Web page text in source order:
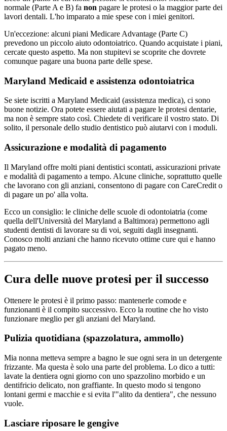
normale (Parte A e B) fa non pagare le protesi o la maggior parte dei
lavori dentali. L'ho imparato a mie spese con i miei genitori.
Un'eccezione: alcuni piani Medicare Advantage (Parte C)
prevedono un piccolo aiuto odontoiatrico. Quando acquistate i piani,
cercate questo aspetto. Ma non stupitevi se scoprite che dovrete
comunque pagare una buona parte delle spese.
Maryland Medicaid e assistenza odontoiatrica
Se siete iscritti a Maryland Medicaid (assistenza medica), ci sono
buone notizie. Ora potete essere aiutati a pagare le protesi dentarie,
ma non è sempre stato così. Chiedete di verificare il vostro stato. Di
solito, il personale dello studio dentistico può aiutarvi con i moduli.
Assicurazione e modalità di pagamento
Il Maryland offre molti piani dentistici scontati, assicurazioni private
e modalità di pagamento a tempo. Alcune cliniche, soprattutto quelle
che lavorano con gli anziani, consentono di pagare con CareCredit o
di pagare un po' alla volta.
Ecco un consiglio: le cliniche delle scuole di odontoiatria (come
quella dell'Università del Maryland a Baltimora) permettono agli
studenti dentisti di lavorare su di voi, seguiti dagli insegnanti.
Conosco molti anziani che hanno ricevuto ottime cure qui e hanno
pagato meno.
Cura delle nuove protesi per il successo
Ottenere le protesi è il primo passo: mantenerle comode e
funzionanti è il compito successivo. Ecco la routine che ho visto
funzionare meglio per gli anziani del Maryland.
Pulizia quotidiana (spazzolatura, ammollo)
Mia nonna metteva sempre a bagno le sue ogni sera in un detergente
frizzante. Ma questa è solo una parte del problema. Lo dico a tutti:
lavate la dentiera ogni giorno con uno spazzolino morbido e un
dentifricio delicato, non graffiante. In questo modo si tengono
lontani germi e macchie e si evita l'"alito da dentiera", che nessuno
vuole.
Lasciare riposare le gengive